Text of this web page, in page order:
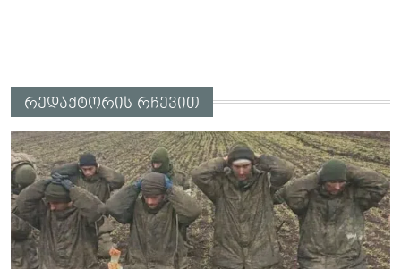
რედაქტორის რჩევით